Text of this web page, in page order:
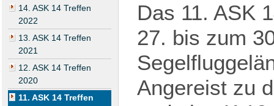
14. ASK 14 Treffen
2022
13. ASK 14 Treffen
2021
12. ASK 14 Treffen
2020
11. ASK 14 Treffen
Das 11. ASK
27. bis zum
Angereist zu